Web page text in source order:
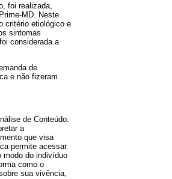
foi realizada,
MD. Neste
critério etiológico e
sintomas
considerada a
de
e não fizeram
de Conteúdo.
a
que visa
permite acessar
modo do indivíduo
como o
sua vivência,